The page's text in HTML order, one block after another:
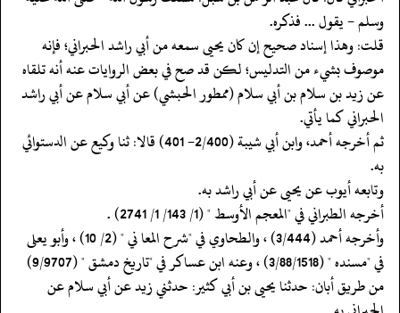
وسلم - يقول ... فذكره.
‏‏‏‏قلت: وهذا إسناد صحيح إن كان يحيى سمعه من أبي راشد الحبراني؛ فإنه
موصوف بشيء من التدليس؛ لكن قد صح في بعض الروايات عنه أنه تلقاه
عن زيد بن سلام بن أبي سلام (ممطور الحبشي) عن أبي سلام عن أبي راشد
الحبراني كما يأتي.
‏‏‏‏ثم أخرجه أحمد، وابن أبي شيبة (2/400- 401) قالا: ثنا وكيع عن الدستوائي
به.
‏‏‏‏وتابعه أيوب عن يحيى عن أبي راشد به.
‏‏‏‏أخرجه الطبراني في "المعجم الأوسط " (1/ 143/ 1/ 2741) .
‏‏‏‏وأخرجه أحمد (3/444) ، والطحاوي في "شرح المعا ني " (2/ 10) ، وأبو يعلى
في "مسنده " (3/88/1518) ، وعنه ابن عساكر في "تاريخ دمشق " (9/9707)
من طريق أبان: حدثنا يحيى بن أبي كثير: حدثني زيد عن أبي سلام عن